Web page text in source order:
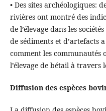
• Des sites archéologiques:
rivières ont montré des
de l’élevage dans les
de sédiments et d’artefacts
comment les communautés
l’élevage de bétail à travers
Diffusion des espèces